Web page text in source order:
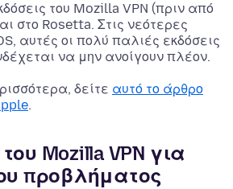
του Mozilla VPN (πριν από
στο Rosetta. Στις νεότερες
αυτές οι πολύ παλιές εκδόσεις
να μην ανοίγουν πλέον.
δείτε αυτό το άρθρο
.
Mozilla VPN για
προβλήματος